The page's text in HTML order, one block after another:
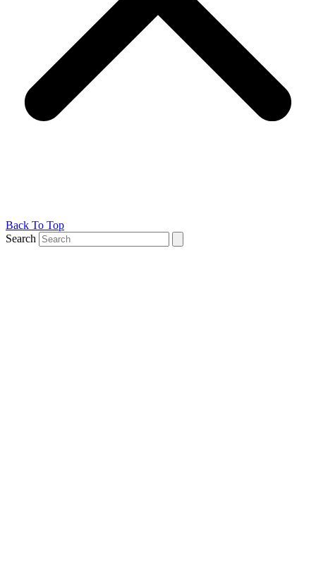
Back To Top
Search